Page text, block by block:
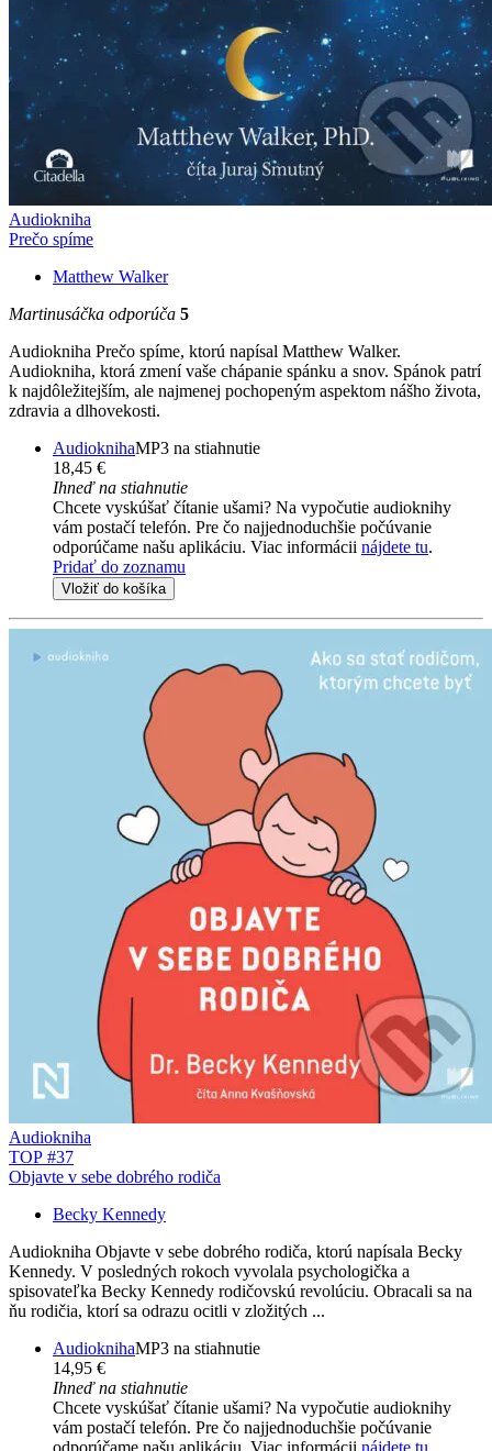
Audiokniha
Prečo spíme
Matthew Walker
Martinusáčka odporúča 5
Audiokniha Prečo spíme, ktorú napísal Matthew Walker.
Audiokniha, ktorá zmení vaše chápanie spánku a snov. Spánok patrí
k najdôležitejším, ale najmenej pochopeným aspektom nášho života,
zdravia a dlhovekosti.
AudioknihaMP3 na stiahnutie
18,45 €
Ihneď na stiahnutie
Chcete vyskúšať čítanie ušami? Na vypočutie audioknihy
vám postačí telefón. Pre čo najjednoduchšie počúvanie
odporúčame našu aplikáciu. Viac informácii nájdete tu.
Pridať do zoznamu
Vložiť do košíka
Audiokniha
TOP #37
Objavte v sebe dobrého rodiča
Becky Kennedy
Audiokniha Objavte v sebe dobrého rodiča, ktorú napísala Becky
Kennedy. V posledných rokoch vyvolala psychologička a
spisovateľka Becky Kennedy rodičovskú revolúciu. Obracali sa na
ňu rodičia, ktorí sa odrazu ocitli v zložitých ...
AudioknihaMP3 na stiahnutie
14,95 €
Ihneď na stiahnutie
Chcete vyskúšať čítanie ušami? Na vypočutie audioknihy
vám postačí telefón. Pre čo najjednoduchšie počúvanie